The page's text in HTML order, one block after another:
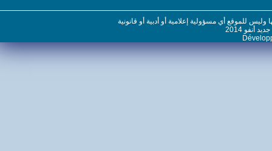
للموقع أي مسؤولية إعلامية أو أدبية أو قانونية
2014